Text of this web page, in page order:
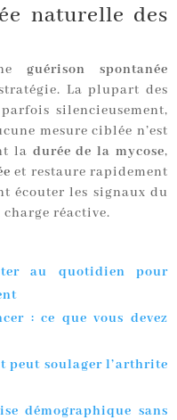
naturelle des
guérison spontanée
La plupart des
silencieusement,
mesure ciblée n’est
la durée de la mycose,
et restaure rapidement
écouter les signaux du
réactive.
au quotidien pour
: ce que vous devez
peut soulager l’arthrite
démographique sans